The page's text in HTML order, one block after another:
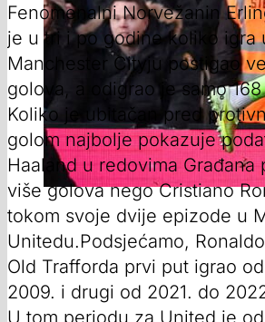
Fenomenalni Norvežanin
je u tri i po godine koliko igra
Manchester Cityju postigao
golova, a odigrao je samo
Koliko je ubitačan pred
golom najbolje pokazuje
Haaland u redovima Građana
više golova nego Cristiano
tokom svoje dvije epizode u
Unitedu.Podsjećamo,
Old Trafforda prvi put igrao
2009. i drugi od 2021. do
U tom periodu za United je